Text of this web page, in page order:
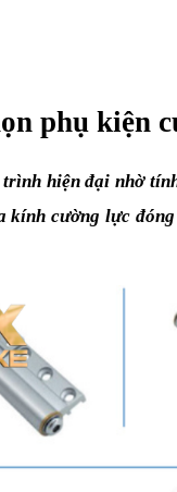
phụ kiện
hiện đại nhờ
kính cường lực